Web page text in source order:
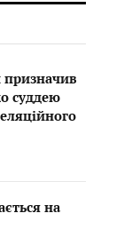
призначив
суддею
на